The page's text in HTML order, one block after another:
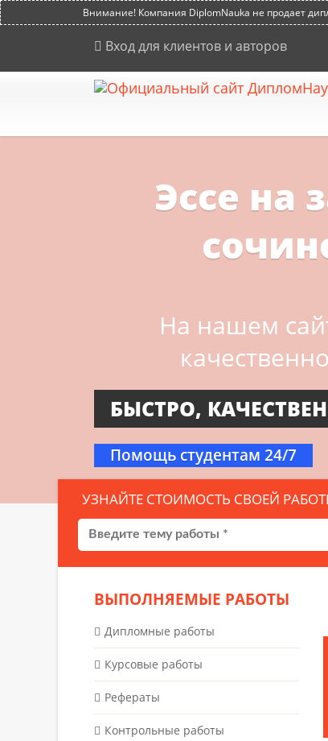
Внимание! Компания DiplomNauka не продает
Вход для клиентов и авторов
Эссе на
На нашем
БЫСТРО,
Помощь студентам 24/7
УЗНАЙТЕ СТОИМОСТЬ СВОЕЙ
ВЫПОЛНЯЕМЫЕ РАБОТЫ
Дипломные работы
Курсовые работы
Рефераты
Контрольные работы